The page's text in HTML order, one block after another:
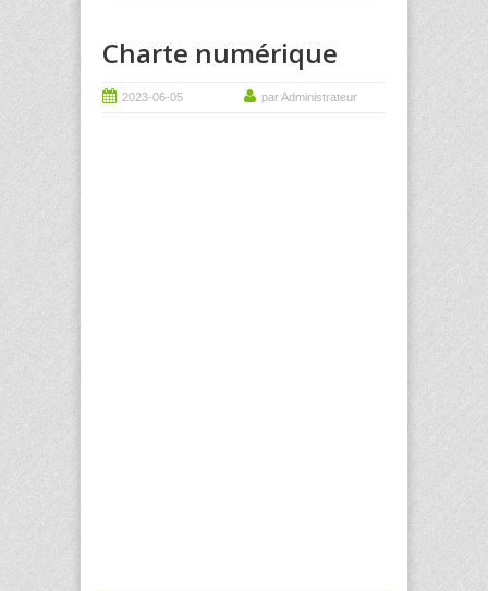
Charte numérique
2023-06-05 par Administrateur